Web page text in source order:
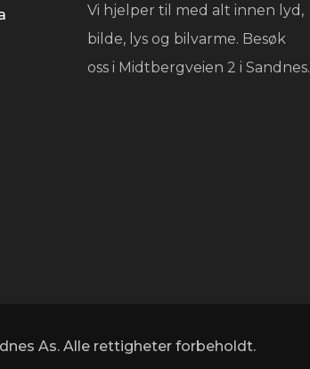
Vi hjelper til med alt innen lyd,
bilde, lys og bilvarme. Besøk
oss i Midtbergveien 2 i Sandnes.
As. Alle rettigheter forbeholdt.